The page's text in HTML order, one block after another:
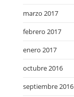
marzo 2017
febrero 2017
enero 2017
octubre 2016
septiembre 2016